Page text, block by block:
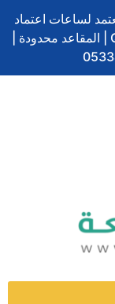
لساعات اعتماد
بورد تحليل السلوك التطبيقي QASP-S و QBA | المقاعد محدودة |
ن
س
ت
ن